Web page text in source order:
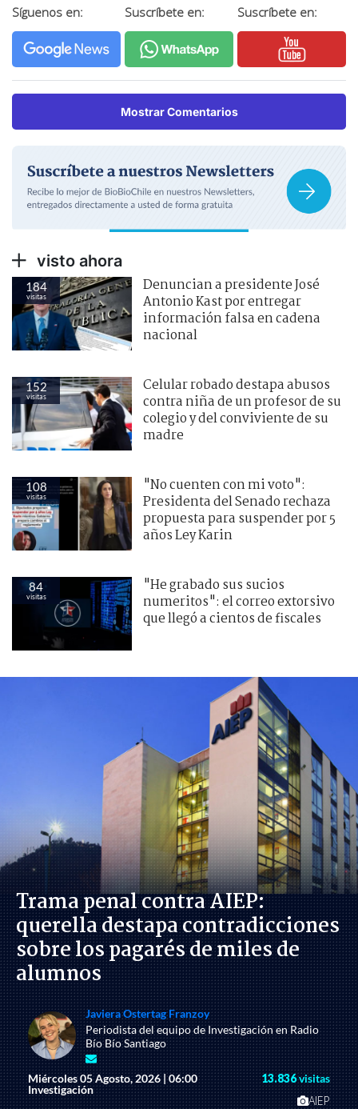
Síguenos en: Suscríbete en: Suscríbete en:
Mostrar Comentarios
visto ahora
184
visitas
Denuncian a presidente José
Antonio Kast por entregar
información falsa en cadena
nacional
152
visitas
Celular robado destapa abusos
contra niña de un profesor de su
colegio y del conviviente de su
madre
108
visitas
"No cuenten con mi voto":
Presidenta del Senado rechaza
propuesta para suspender por 5
años Ley Karin
84
visitas
"He grabado sus sucios
numeritos": el correo extorsivo
que llegó a cientos de fiscales
Trama penal contra AIEP:
querella destapa contradicciones
sobre los pagarés de miles de
alumnos
Javiera Ostertag Franzoy
Periodista del equipo de Investigación en Radio
Bío Bío Santiago
Miércoles 05 Agosto, 2026 | 06:00
Investigación
13.836visitas
AIEP